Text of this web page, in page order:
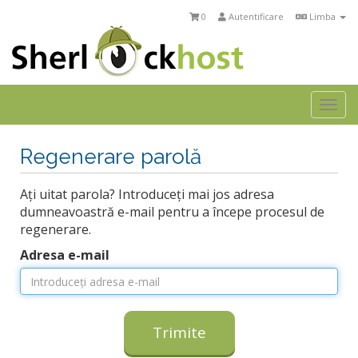
Limba
Autentificare
0
Regenerare parolă
Ați uitat parola? Introduceți mai jos adresa
dumneavoastră e-mail pentru a începe procesul de
regenerare.
Adresa e-mail
Trimite